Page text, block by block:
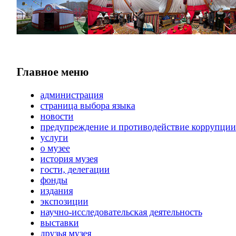
Главное меню
администрация
страница выбора языка
новости
предупреждение и противодействие коррупции
услуги
о музее
история музея
гости, делегации
фонды
издания
экспозиции
научно-исследовательская деятельность
выставки
друзья музея